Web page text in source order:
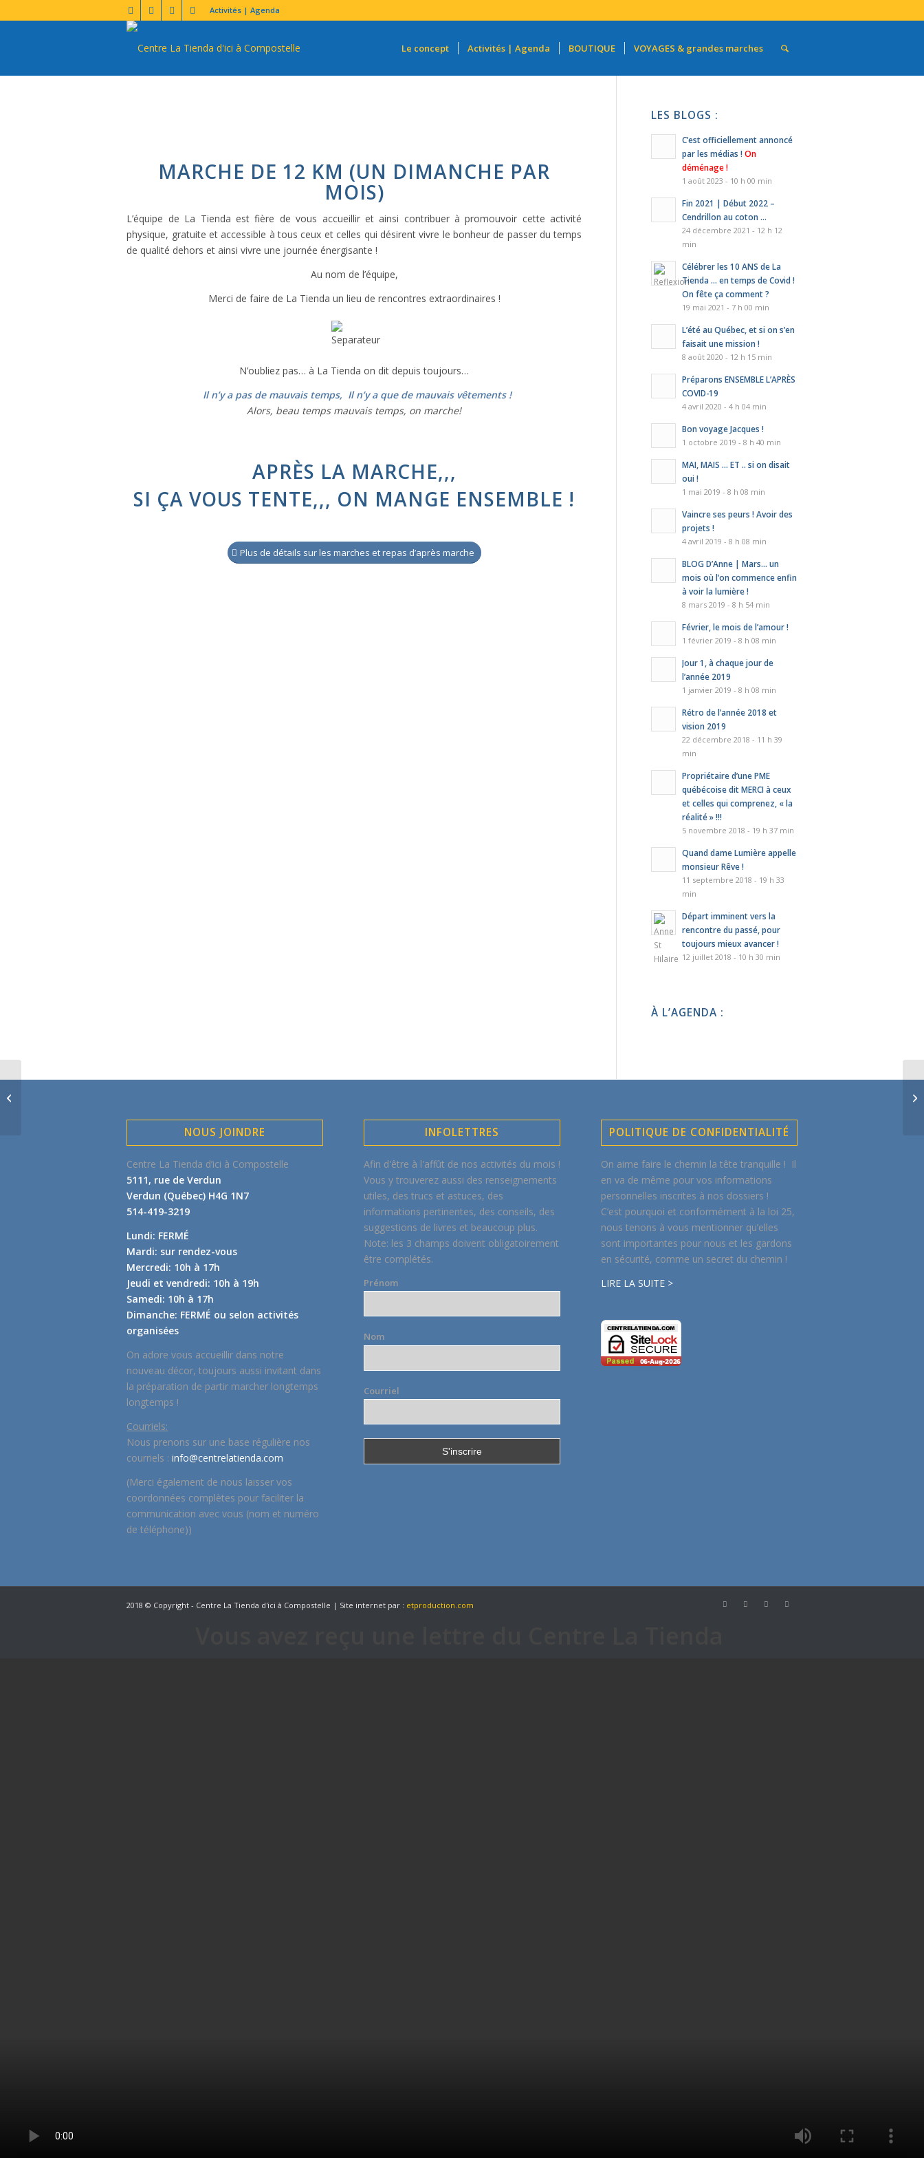
Activités | Agenda
Le concept Activités | Agenda BOUTIQUE VOYAGES & grandes marches
MARCHE DE 12 KM (UN DIMANCHE PAR
MOIS)
L’équipe de La Tienda est fière de vous accueillir et ainsi contribuer à promouvoir cette activité
physique, gratuite et accessible à tous ceux et celles qui désirent vivre le bonheur de passer du temps
de qualité dehors et ainsi vivre une journée énergisante !
Au nom de l’équipe,
Merci de faire de La Tienda un lieu de rencontres extraordinaires !
N’oubliez pas… à La Tienda on dit depuis toujours…
Il n’y a pas de mauvais temps, Il n’y a que de mauvais vêtements !
Alors, beau temps mauvais temps, on marche!
APRÈS LA MARCHE,,,
SI ÇA VOUS TENTE,,, ON MANGE ENSEMBLE !
Plus de détails sur les marches et repas d’après marche
LES BLOGS :
C’est officiellement annoncé
par les médias !On
déménage !
1 août 2023 - 10 h 00 min
Fin 2021 | Début 2022 –
Cendrillon au coton …
24 décembre 2021 - 12 h 12
min
Célébrer les 10 ANS de La
Tienda … en temps de Covid !
On fête ça comment ?
19 mai 2021 - 7 h 00 min
L’été au Québec, et si on s’en
faisait une mission !
8 août 2020 - 12 h 15 min
Préparons ENSEMBLE L’APRÈS
COVID-19
4 avril 2020 - 4 h 04 min
Bon voyage Jacques !
1 octobre 2019 - 8 h 40 min
MAI, MAIS … ET .. si on disait
oui !
1 mai 2019 - 8 h 08 min
Vaincre ses peurs ! Avoir des
projets !
4 avril 2019 - 8 h 08 min
BLOG D’Anne | Mars… un
mois où l’on commence enfin
à voir la lumière !
8 mars 2019 - 8 h 54 min
Février, le mois de l’amour !
1 février 2019 - 8 h 08 min
Jour 1, à chaque jour de
l’année 2019
1 janvier 2019 - 8 h 08 min
Rétro de l’année 2018 et
vision 2019
22 décembre 2018 - 11 h 39
min
Propriétaire d’une PME
québécoise dit MERCI à ceux
et celles qui comprenez, « la
réalité » !!!
5 novembre 2018 - 19 h 37 min
Quand dame Lumière appelle
monsieur Rêve !
11 septembre 2018 - 19 h 33
min
Départ imminent vers la
rencontre du passé, pour
toujours mieux avancer !
12 juillet 2018 - 10 h 30 min
À L’AGENDA :
NOUS JOINDRE
Centre La Tienda d’ici à Compostelle
5111, rue de Verdun
Verdun (Québec) H4G 1N7
514-419-3219
Lundi: FERMÉ
Mardi: sur rendez-vous
Mercredi: 10h à 17h
Jeudi et vendredi: 10h à 19h
Samedi: 10h à 17h
Dimanche: FERMÉ ou selon activités
organisées
On adore vous accueillir dans notre
nouveau décor, toujours aussi invitant dans
la préparation de partir marcher longtemps
longtemps !
Courriels:
Nous prenons sur une base régulière nos
courriels :info@centrelatienda.com
(Merci également de nous laisser vos
coordonnées complètes pour faciliter la
communication avec vous (nom et numéro
de téléphone))
INFOLETTRES
Afin d'être à l'affût de nos activités du mois !
Vous y trouverez aussi des renseignements
utiles, des trucs et astuces, des
informations pertinentes, des conseils, des
suggestions de livres et beaucoup plus.
Note: les 3 champs doivent obligatoirement
être complétés.
Prénom
Nom
Courriel
POLITIQUE DE CONFIDENTIALITÉ
On aime faire le chemin la tête tranquille ! Il
en va de même pour vos informations
personnelles inscrites à nos dossiers !
C’est pourquoi et conformément à la loi 25,
nous tenons à vous mentionner qu’elles
sont importantes pour nous et les gardons
en sécurité, comme un secret du chemin !
LIRE LA SUITE >
2018 © Copyright - Centre La Tienda d'ici à Compostelle | Site internet par : etproduction.com
Vente trottoir de la